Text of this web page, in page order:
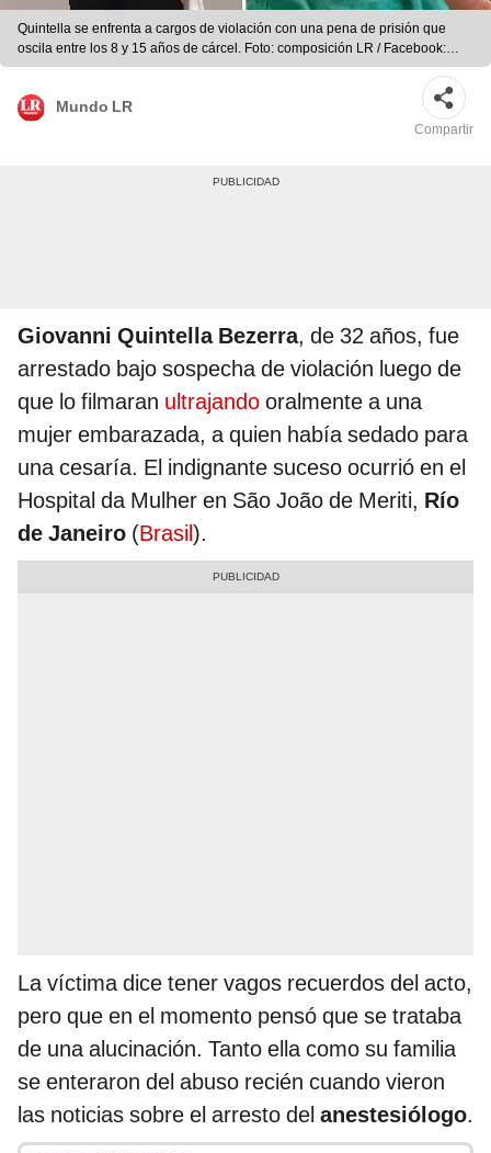
Quintella se enfrenta a cargos de violación con una pena de prisión que
oscila entre los 8 y 15 años de cárcel. Foto: composición LR / Facebook:
Giovanni Quintella Bezerra
Mundo LR
Compartir
Giovanni Quintella Bezerra, de 32 años, fue
arrestado bajo sospecha de violación luego de
que lo filmaran ultrajando oralmente a una
mujer embarazada, a quien había sedado para
una cesaría. El indignante suceso ocurrió en el
Hospital da Mulher en São João de Meriti, Río
de Janeiro (Brasil).
La víctima dice tener vagos recuerdos del acto,
pero que en el momento pensó que se trataba
de una alucinación. Tanto ella como su familia
se enteraron del abuso recién cuando vieron
las noticias sobre el arresto del anestesiólogo.